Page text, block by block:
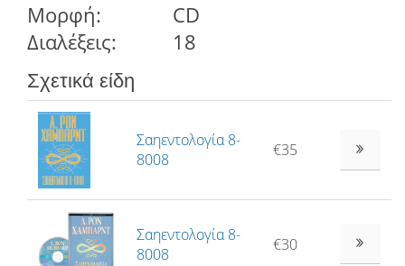
Μορφή:
CD
Διαλέξεις:
18
Σχετικά είδη
Σαηεντολογία 8-
8008
€35
Σαηεντολογία 8-
8008
€30